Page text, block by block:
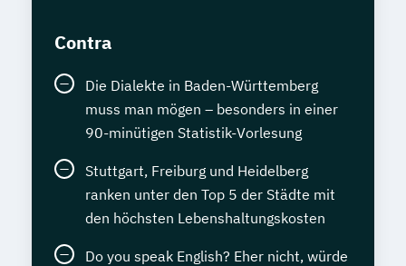
Contra
Die Dialekte in Baden-Württemberg
muss man mögen – besonders in einer
90-minütigen Statistik-Vorlesung
Stuttgart, Freiburg und Heidelberg
ranken unter den Top 5 der Städte mit
den höchsten Lebenshaltungskosten
Do you speak English? Eher nicht, würde